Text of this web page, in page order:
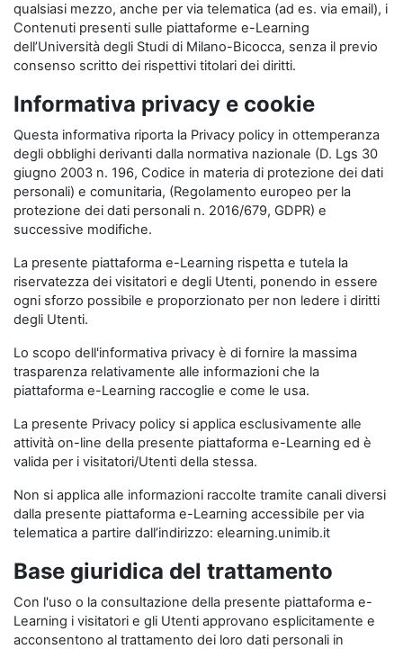
qualsiasi mezzo, anche per via telematica (ad es. via email), i
Contenuti presenti sulle piattaforme e-Learning
dell’Università degli Studi di Milano-Bicocca, senza il previo
consenso scritto dei rispettivi titolari dei diritti.
Informativa privacy e cookie
Questa informativa riporta la Privacy policy in ottemperanza
degli obblighi derivanti dalla normativa nazionale (D. Lgs 30
giugno 2003 n. 196, Codice in materia di protezione dei dati
personali) e comunitaria, (Regolamento europeo per la
protezione dei dati personali n. 2016/679, GDPR) e
successive modifiche.
La presente piattaforma e-Learning rispetta e tutela la
riservatezza dei visitatori e degli Utenti, ponendo in essere
ogni sforzo possibile e proporzionato per non ledere i diritti
degli Utenti.
Lo scopo dell'informativa privacy è di fornire la massima
trasparenza relativamente alle informazioni che la
piattaforma e-Learning raccoglie e come le usa.
La presente Privacy policy si applica esclusivamente alle
attività on-line della presente piattaforma e-Learning ed è
valida per i visitatori/Utenti della stessa.
Non si applica alle informazioni raccolte tramite canali diversi
dalla presente piattaforma e-Learning accessibile per via
telematica a partire dall’indirizzo: elearning.unimib.it
Base giuridica del trattamento
Con l'uso o la consultazione della presente piattaforma e-
Learning i visitatori e gli Utenti approvano esplicitamente e
acconsentono al trattamento dei loro dati personali in